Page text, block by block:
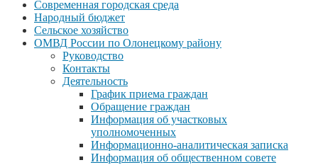
Современная городская среда
Народный бюджет
Сельское хозяйство
ОМВД России по Олонецкому району
Руководство
Контакты
Деятельность
График приема граждан
Обращение граждан
Информация об участковых
уполномоченных
Информационно-аналитическая записка
Информация об общественном совете